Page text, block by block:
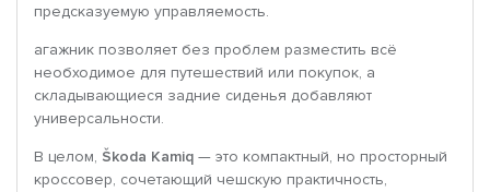
предсказуемую управляемость.
агажник позволяет без проблем разместить всё
необходимое для путешествий или покупок, а
складывающиеся задние сиденья добавляют
универсальности.
В целом, Škoda Kamiq — это компактный, но просторный
кроссовер, сочетающий чешскую практичность,